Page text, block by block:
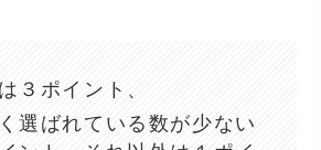
３ポイント、
選ばれている数が少ない